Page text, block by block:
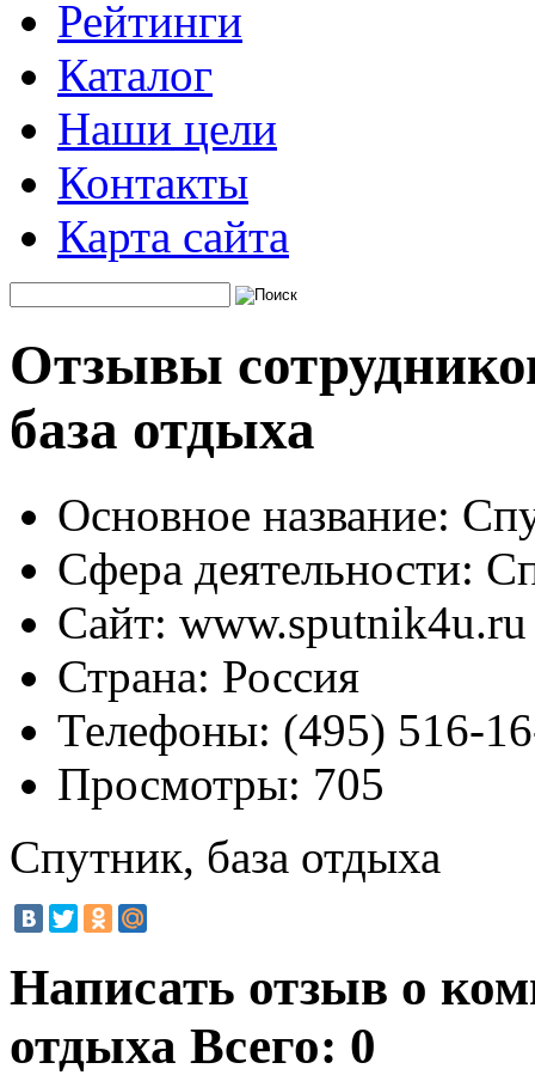
Рейтинги
Каталог
Наши цели
Контакты
Карта сайта
Отзывы
база отдыха
Основное название:
Сфера деятельности:
Сайт: www.sputnik4u.ru
Страна: Россия
Телефоны: (495) 516-
Просмотры: 705
Спутник, база отдыха
Написать отзыв о
отдыха Всего: 0